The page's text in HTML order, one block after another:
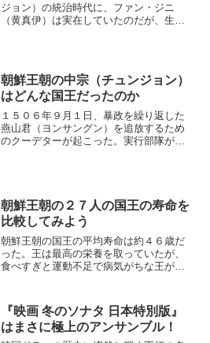
ジョン）の統治時代に、ファン・ジニ
（黄真伊）は実在していたのだが、生ま
まり記録が残っていない。そ...
朝鮮王朝の中宗（チュンジョン）
はどんな国王だったのか
１５０６年９月１日、暴政を繰り返した
燕山君（ヨンサングン）を追放するため
のクーデターが起こった。実行部隊が最
朝鮮王朝の２７人の国王の寿命を
比較してみよう
朝鮮王朝の国王の平均寿命は約４６歳だ
った。王は最高の栄養を取っていたが、
食べすぎと運動不足で病気がちな王が多
してみよう。(adsbygoogle =
window.ads...
『映画 冬のソナタ 日本特別版』
はまさに極上のアンサンブル！